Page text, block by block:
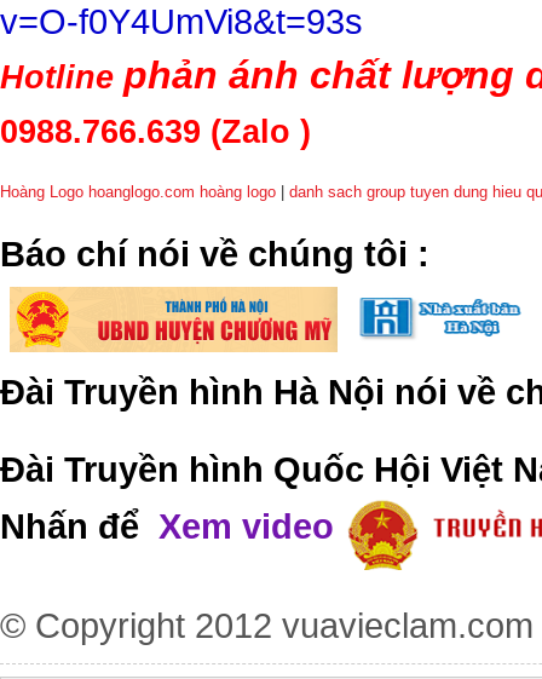
v=O-f0Y4UmVi8&t=93s
Hotline phản ánh chất lượng
0988.766.639 (Zalo )
Hoàng Logo hoanglogo.com hoàng logo danh sach group tuyen dung hieu
​Báo chí nói về chúng tôi :
Đài Truyền hình Hà Nội nói về
Đài Truyền hình Quốc Hội Việt
Nhấn để Xem video
© Copyright 2012 vuavieclam.com